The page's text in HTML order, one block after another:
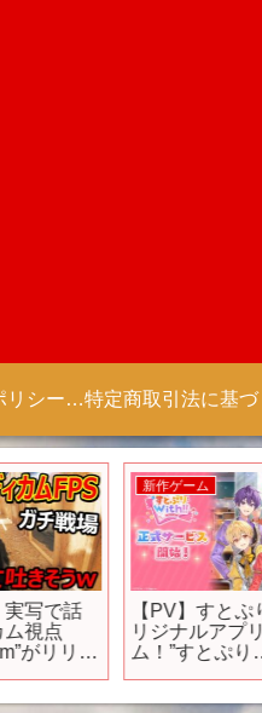
プライバシーポリシー 【Colorful Creation】
新作ゲーム
【PV】すとぷり初のオ
リジナルアプリゲー
ム！”すとぷり